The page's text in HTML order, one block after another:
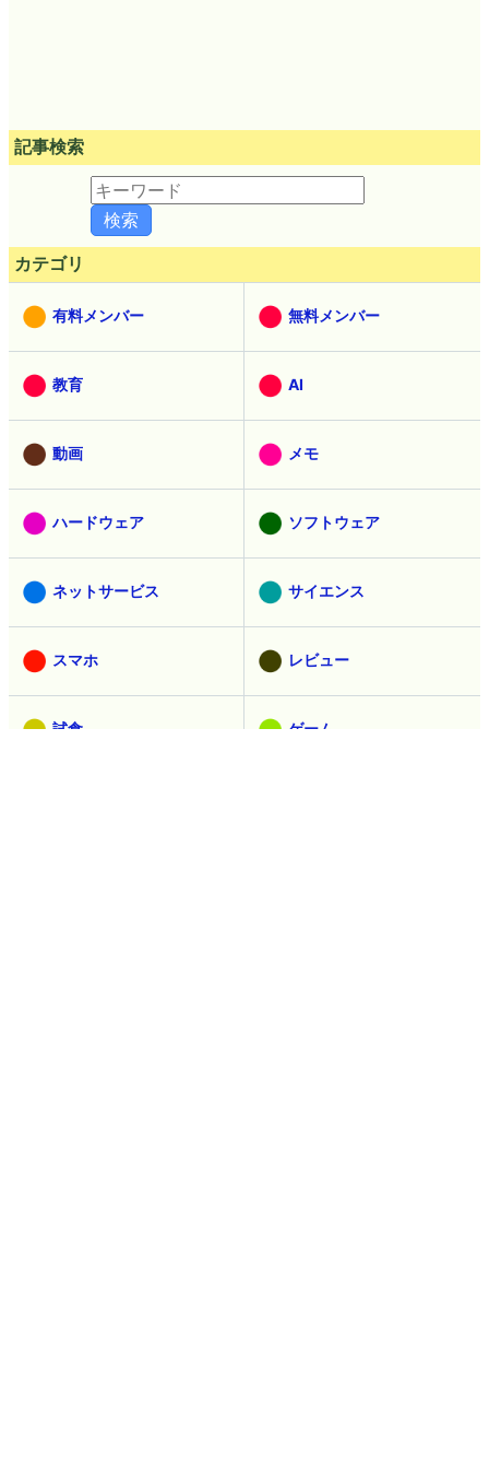
記事検索
カテゴリ
有料メンバー 無料メンバー
教育 AI
動画 メモ
ハードウェア ソフトウェア
ネットサービス サイエンス
スマホ レビュー
試食 ゲーム